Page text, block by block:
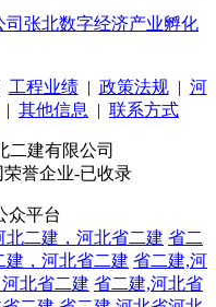
张北数字经济产业孵化
工程业绩| 政策法规| 河
| 其他信息 | 联系方式
二建有限公司
誉企业-已收录
众平台
二建，河北省二建 省二
建，河北省二建 省二建,河
北省二建 省二建,河北省